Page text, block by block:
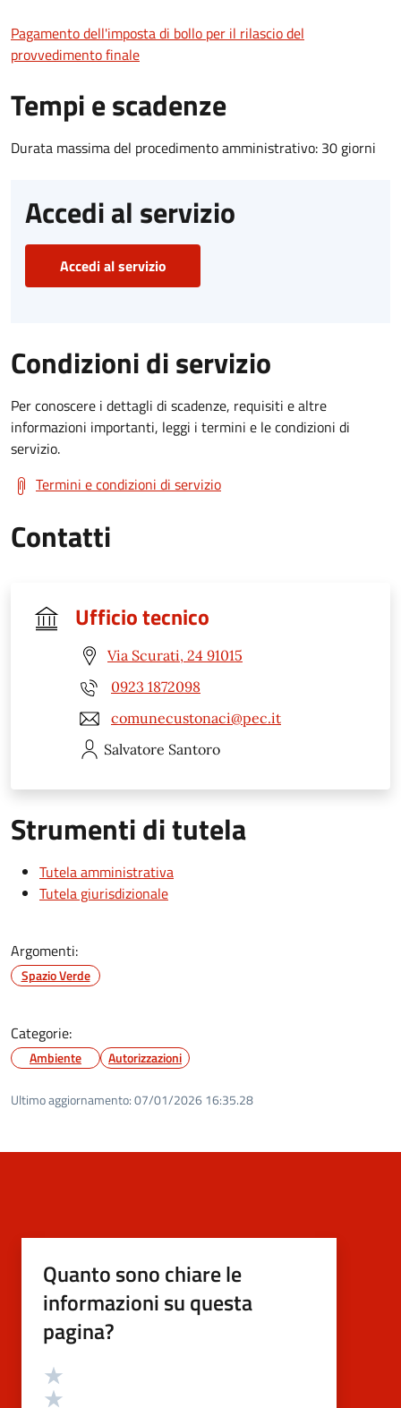
Pagamento dell'imposta di bollo per il rilascio del
provvedimento finale
Tempi e scadenze
Durata massima del procedimento amministrativo: 30 giorni
Accedi al servizio
Accedi al servizio
Condizioni di servizio
Per conoscere i dettagli di scadenze, requisiti e altre
informazioni importanti, leggi i termini e le condizioni di
servizio.
Termini e condizioni di servizio
Contatti
Ufficio tecnico
Via Scurati, 24 91015
0923 1872098
comunecustonaci@pec.it
Salvatore Santoro
Strumenti di tutela
Tutela amministrativa
Tutela giurisdizionale
Argomenti:
Spazio Verde
Categorie:
Ambiente Autorizzazioni
Ultimo aggiornamento:07/01/2026 16:35.28
Quanto sono chiare le
informazioni su questa
pagina?
Valutazione